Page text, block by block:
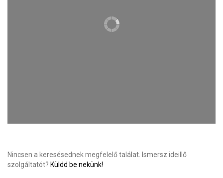
Nincsen a keresésednek megfelelő találat. Ismersz ideillő
szolgáltatót? Küldd be nekünk!